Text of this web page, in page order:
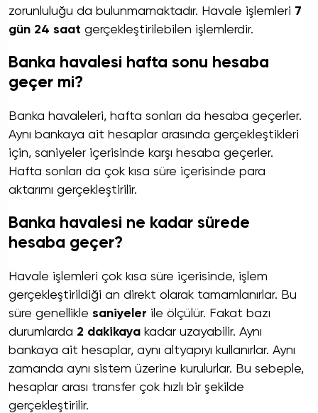
zorunluluğu da bulunmamaktadır. Havale işlemleri 7
gün 24 saat gerçekleştirilebilen işlemlerdir.
Banka havalesi hafta sonu hesaba
geçer mi?
Banka havaleleri, hafta sonları da hesaba geçerler.
Aynı bankaya ait hesaplar arasında gerçekleştikleri
için, saniyeler içerisinde karşı hesaba geçerler.
Hafta sonları da çok kısa süre içerisinde para
aktarımı gerçekleştirilir.
Banka havalesi ne kadar sürede
hesaba geçer?
Havale işlemleri çok kısa süre içerisinde, işlem
gerçekleştirildiği an direkt olarak tamamlanırlar. Bu
süre genellikle saniyeler ile ölçülür. Fakat bazı
durumlarda 2 dakikaya kadar uzayabilir. Aynı
bankaya ait hesaplar, aynı altyapıyı kullanırlar. Aynı
zamanda aynı sistem üzerine kurulurlar. Bu sebeple,
hesaplar arası transfer çok hızlı bir şekilde
gerçekleştirilir.